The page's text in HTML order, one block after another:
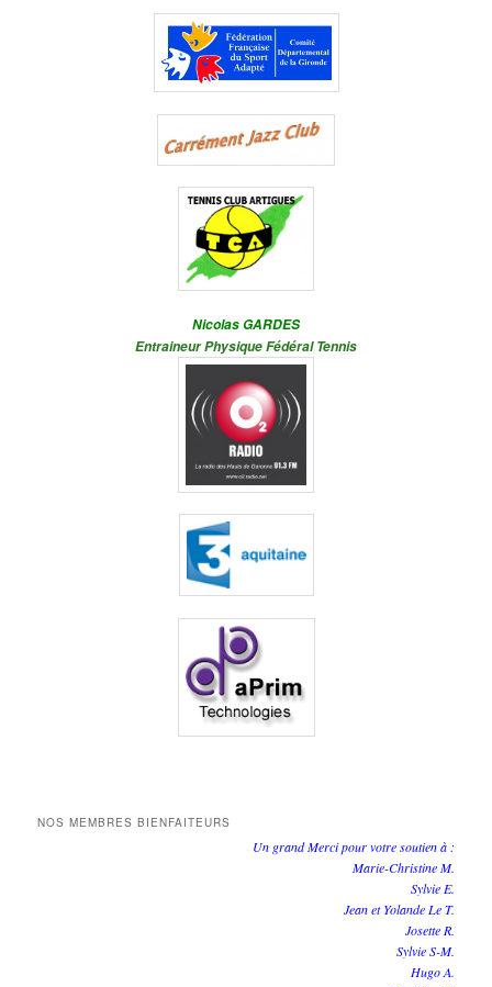
Nicolas GARDES
Entraineur Physique Fédéral Tennis
NOS MEMBRES BIENFAITEURS
Un grand Merci pour votre soutien à :
Marie-Christine M.
Sylvie E.
Jean et Yolande Le T.
Josette R.
Sylvie S-M.
Hugo A.